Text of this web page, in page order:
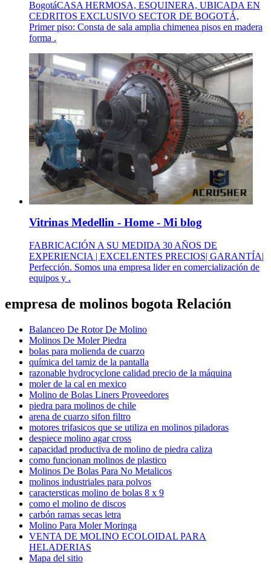
BogotáCASA HERMOSA, ESQUINERA, UBICADA EN
CEDRITOS EXCLUSIVO SECTOR DE BOGOTÁ,
Primer piso: Consta de sala amplia chimenea pisos en madera
forma .
Vitrinas Medellin - Home - Mi blog
FABRICACIÓN A SU MEDIDA 30 AÑOS DE
EXPERIENCIA | EXCELENTES PRECIOS| GARANTÍA|
Perfección. Somos una empresa lider en comercialización de
equipos y .
empresa de molinos bogota Relación
Balanceo De Rotor De Molino
Molinos De Moler Piedra
bolas para molienda de cuarzo
química del tamiz de la pantalla
razonable hydrocyclone calidad precio de la máquina
moler de la cal en mexico
Molino de Bolas Liners Proveedores
piedra para molinos de chile
arena de cuarzo sifon filtro
motores trifasicos que se utiliza en molinos piladoras
despiece molino agar cross
capacidad productiva de molino de piedra caliza
como funcionan molinos de plastico
Molinos De Bolas Para No Metalicos
molinos industriales para polvos
caractersticas molino de bolas 8 x 9
como el molino de discos
carbón ramas secas letra
Molino Para Moler Moringa
VENTA DE MOLINO ECOLOIDAL PARA
HELADERIAS
Mapa del sitio